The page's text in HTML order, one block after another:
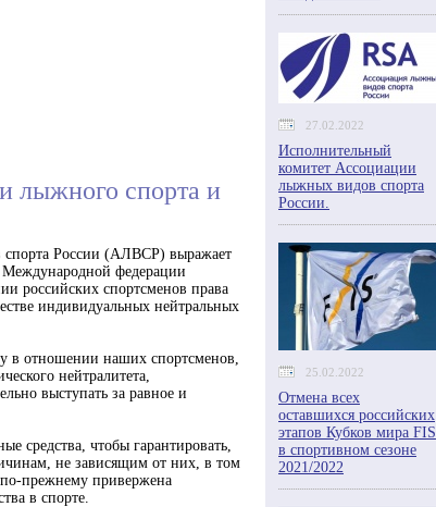
лыжного спорта и
спорта России (АЛВСР) выражает
Международной федерации
российских спортсменов права
индивидуальных нейтральных
в отношении наших спортсменов,
нейтралитета,
выступать за равное и
средства, чтобы гарантировать,
не зависящим от них, в том
прежнему привержена
в спорте.
27.02.2022
Исполнительный
комитет Ассоциации
лыжных видов спорта
России.
25.02.2022
Отмена всех
оставшихся российских
этапов Кубков мира FIS
в спортивном сезоне
2021/2022